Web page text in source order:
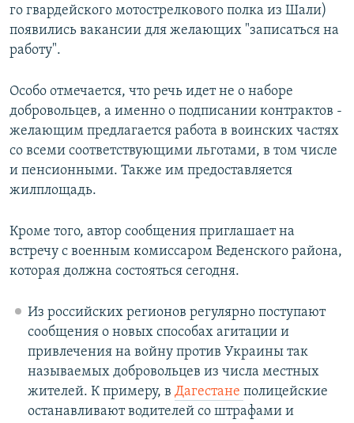
го гвардейского мотострелкового полка из Шали)
появились вакансии для желающих "записаться на
работу".
Особо отмечается, что речь идет не о наборе
добровольцев, а именно о подписании контрактов -
желающим предлагается работа в воинских частях
со всеми соответствующими льготами, в том числе
и пенсионными. Также им предоставляется
жилплощадь.
Кроме того, автор сообщения приглашает на
встречу с военным комиссаром Веденского района,
которая должна состояться сегодня.
Из российских регионов регулярно поступают
сообщения о новых способах агитации и
привлечения на войну против Украины так
называемых добровольцев из числа местных
жителей. К примеру, в Дагестане полицейские
останавливают водителей со штрафами и